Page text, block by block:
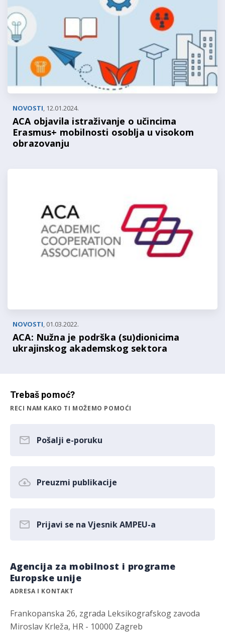
NOVOSTI, 12.01.2024.
ACA objavila istraživanje o učincima
Erasmus+ mobilnosti osoblja u visokom
obrazovanju
NOVOSTI, 01.03.2022.
ACA: Nužna je podrška (su)dionicima
ukrajinskog akademskog sektora
Trebaš pomoć?
RECI NAM KAKO TI MOŽEMO POMOĆI
Pošalji e-poruku
Preuzmi publikacije
Prijavi se na Vjesnik AMPEU-a
Agencija za mobilnost i programe
Europske unije
ADRESA I KONTAKT
Frankopanska 26, zgrada Leksikografskog zavoda
Miroslav Krleža, HR - 10000 Zagreb